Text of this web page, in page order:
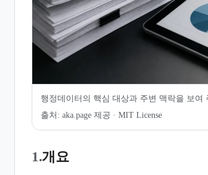
행정데이터의 핵심 대상과 주변 맥락을 보여
출처: aka.page 제공 · MIT License
1.개요